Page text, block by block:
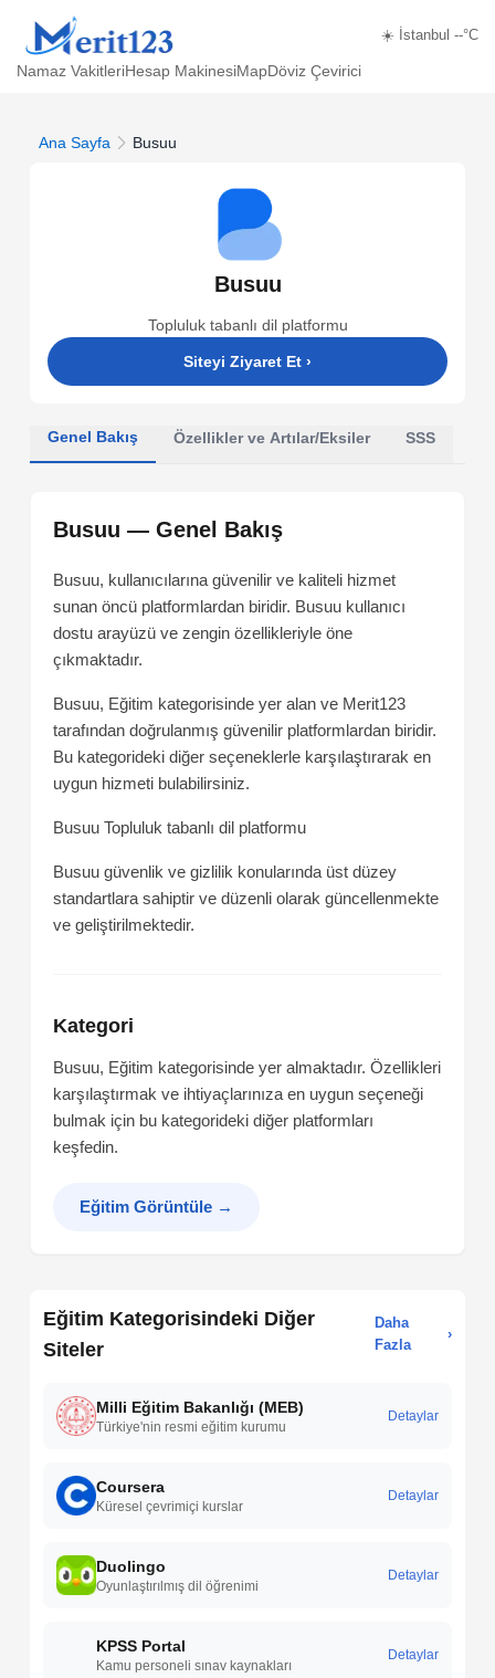
☀️ İstanbul --°C
Namaz VakitleriHesap MakinesiMapDöviz Çevirici
Ana Sayfa Busuu
Busuu
Topluluk tabanlı dil platformu
Siteyi Ziyaret Et ›
Genel Bakış Özellikler ve Artılar/Eksiler SSS
Busuu — Genel Bakış
Busuu, kullanıcılarına güvenilir ve kaliteli hizmet
sunan öncü platformlardan biridir. Busuu kullanıcı
dostu arayüzü ve zengin özellikleriyle öne
çıkmaktadır.
Busuu, Eğitim kategorisinde yer alan ve Merit123
tarafından doğrulanmış güvenilir platformlardan biridir.
Bu kategorideki diğer seçeneklerle karşılaştırarak en
uygun hizmeti bulabilirsiniz.
Busuu Topluluk tabanlı dil platformu
Busuu güvenlik ve gizlilik konularında üst düzey
standartlara sahiptir ve düzenli olarak güncellenmekte
ve geliştirilmektedir.
Kategori
Busuu, Eğitim kategorisinde yer almaktadır. Özellikleri
karşılaştırmak ve ihtiyaçlarınıza en uygun seçeneği
bulmak için bu kategorideki diğer platformları
keşfedin.
Eğitim Görüntüle →
Eğitim Kategorisindeki Diğer
Siteler
Daha
Fazla
›
Milli Eğitim Bakanlığı (MEB)
Türkiye'nin resmi eğitim kurumu
Detaylar
Coursera
Küresel çevrimiçi kurslar
Detaylar
Duolingo
Oyunlaştırılmış dil öğrenimi
Detaylar
KPSS Portal
Kamu personeli sınav kaynakları
Detaylar